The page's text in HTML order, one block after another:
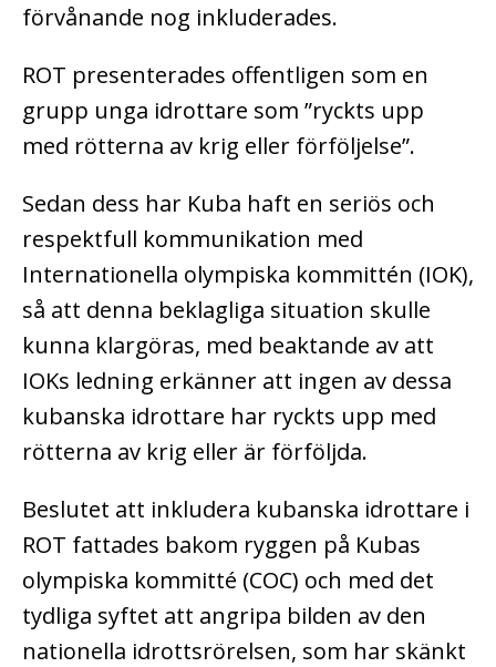
förvånande nog inkluderades.
ROT presenterades offentligen som en
grupp unga idrottare som ”ryckts upp
med rötterna av krig eller förföljelse”.
Sedan dess har Kuba haft en seriös och
respektfull kommunikation med
Internationella olympiska kommittén (IOK),
så att denna beklagliga situation skulle
kunna klargöras, med beaktande av att
IOKs ledning erkänner att ingen av dessa
kubanska idrottare har ryckts upp med
rötterna av krig eller är förföljda.
Beslutet att inkludera kubanska idrottare i
ROT fattades bakom ryggen på Kubas
olympiska kommitté (COC) och med det
tydliga syftet att angripa bilden av den
nationella idrottsrörelsen, som har skänkt